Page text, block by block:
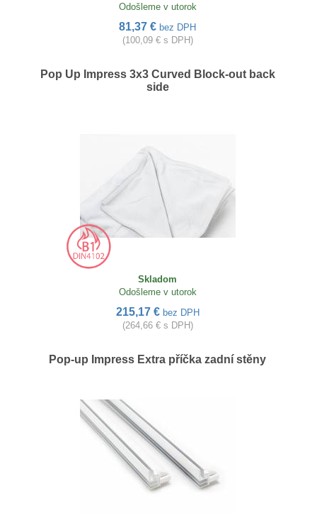
Odošleme v utorok
81,37 € bez DPH
(100,09 € s DPH)
Pop Up Impress 3x3 Curved Block-out back
side
Skladom
Odošleme v utorok
215,17 € bez DPH
(264,66 € s DPH)
Pop-up Impress Extra příčka zadní stěny